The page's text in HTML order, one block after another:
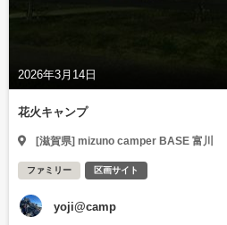
2026年3月14日
花火キャンプ
[滋賀県] mizuno camper BASE 富川
ファミリー 区画サイト
yoji@camp